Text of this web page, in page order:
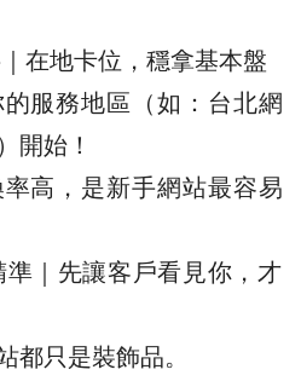
在地卡位，穩拿基本盤
服務地區（如：台北網
開始！
高，是新手網站最容易
｜先讓客戶看見你，才
都只是裝飾品。